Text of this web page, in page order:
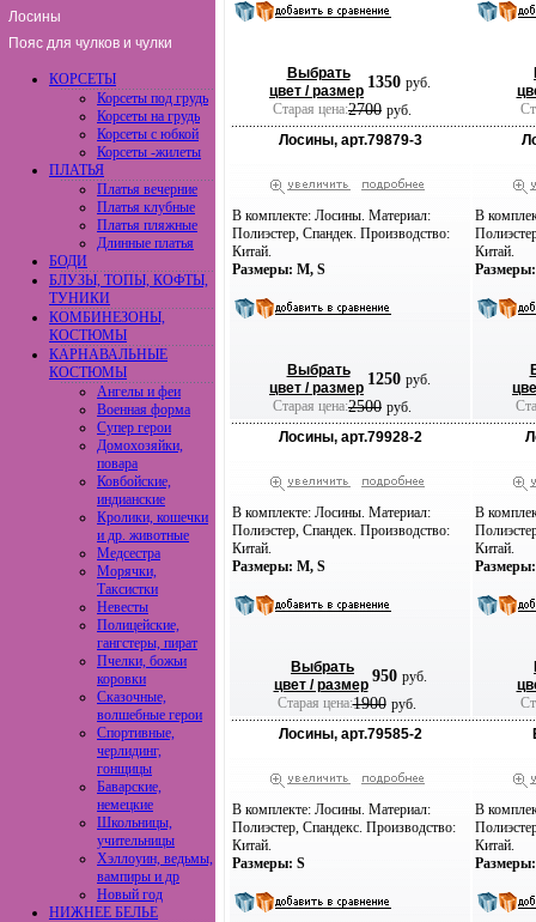
Лосины
Пояс для чулков и чулки
КОРСЕТЫ
Корсеты под грудь
Корсеты на грудь
Корсеты с юбкой
Корсеты -жилеты
ПЛАТЬЯ
Платья вечерние
Платья клубные
Платья пляжные
Длинные платья
БОДИ
БЛУЗЫ, ТОПЫ, КОФТЫ,
ТУНИКИ
КОМБИНЕЗОНЫ,
КОСТЮМЫ
КАРНАВАЛЬНЫЕ
КОСТЮМЫ
Ангелы и феи
Военная форма
Супер герои
Домохозяйки,
повара
Ковбойские,
индианские
Кролики, кошечки
и др. животные
Медсестра
Морячки,
Таксистки
Невесты
Полицейские,
гангстеры, пират
Пчелки, божьи
коровки
Сказочные,
волшебные герои
Спортивные,
черлидинг,
гонщицы
Баварские,
немецкие
Школьницы,
учительницы
Хэллоуин, ведьмы,
вампиры и др
Новый год
НИЖНЕЕ БЕЛЬЕ
Выбрать
цвет / размер 1350 руб.
Старая цена:2700 руб.
Лосины, арт.79879-3
В комплекте: Лосины. Материал:
Полиэстер, Спандек. Производство:
Китай.
Размеры: M, S
Выбрать
цвет / размер 1250 руб.
Старая цена:2500 руб.
В
Китай.
Лосины, арт.79928-2
В комплекте: Лосины. Материал:
Полиэстер, Спандек. Производство:
Китай.
Размеры: M, S
Выбрать
цвет / размер 950 руб.
Старая цена:1900 руб.
В
Китай.
Размеры:
Лосины, арт.79585-2
В комплекте: Лосины. Материал:
Полиэстер, Спандекс. Производство:
Китай.
Размеры: S
В
Китай.